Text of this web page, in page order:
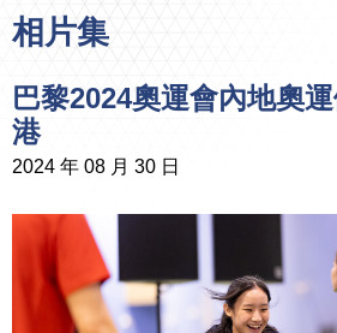
相片集
巴黎2024奧運會內地奧
港
2024 年 08 月 30 日